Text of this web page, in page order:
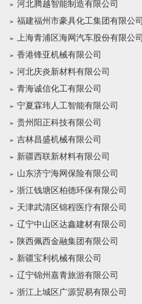
河北腾越智能制造有限公司
福建福州市豪具化工集团有限公司
上海青浦区海网汽车股份有限公司
香港锋亚机械有限公司
河北庆炎新材料有限公司
青海诚信化工有限公司
宁夏霖玮人工智能有限公司
贵州阳正科技有限公司
吉林昌盛机械有限公司
新疆西联新材料有限公司
山东济宁海网保险有限公司
浙江钱塘区柏德环保有限公司
天津武清区锦程医疗有限公司
辽宁中山区达鑫建材有限公司
陕西佩西金融集团有限公司
新疆宝利机械有限公司
辽宁锦州嘉青旅游有限公司
浙江上城区广源贸易有限公司